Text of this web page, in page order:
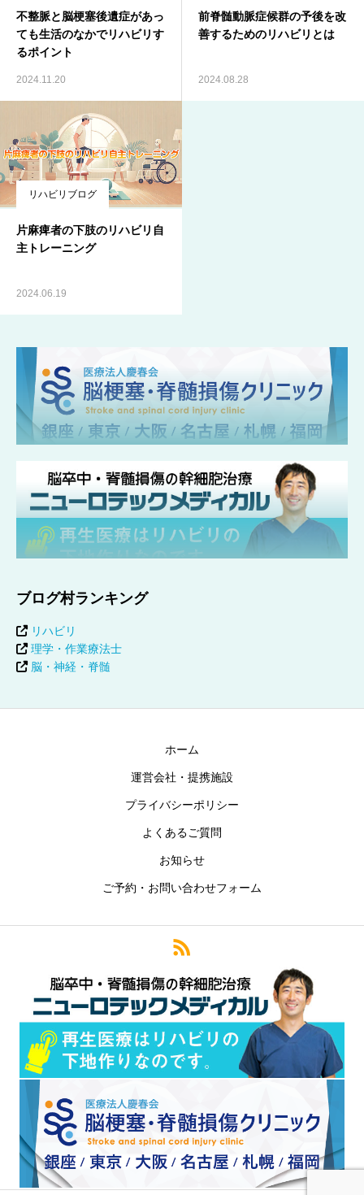
不整脈と脳梗塞後遺症があっ
ても生活のなかでリハビリす
るポイント
2024.11.20
前脊髄動脈症候群の予後を改
善するためのリハビリとは
2024.08.28
リハビリブログ
片麻痺者の下肢のリハビリ自
主トレーニング
2024.06.19
ブログ村ランキング
リハビリ
理学・作業療法士
脳・神経・脊髄
ホーム
運営会社・提携施設
プライバシーポリシー
よくあるご質問
お知らせ
ご予約・お問い合わせフォーム